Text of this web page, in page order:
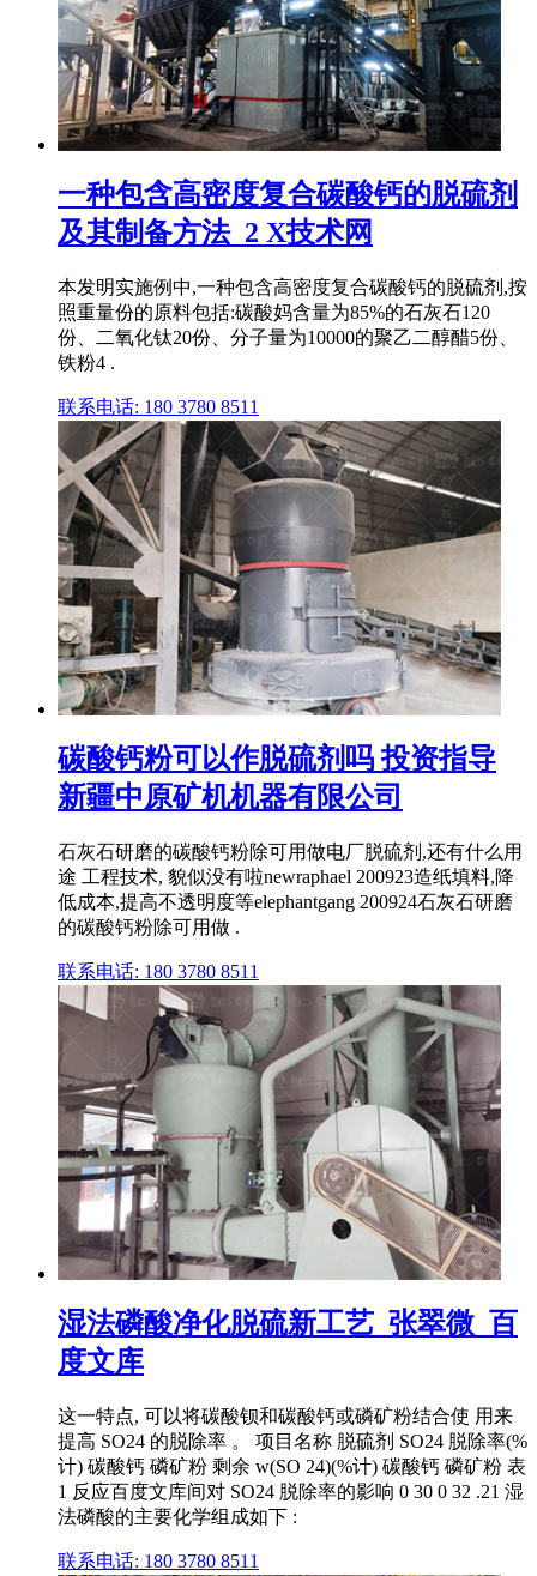
一种包含高密度复合碳酸钙的脱硫剂
及其制备方法_2 X技术网
本发明实施例中,一种包含高密度复合碳酸钙的脱硫剂,按
照重量份的原料包括:碳酸妈含量为85%的石灰石120
份、二氧化钛20份、分子量为10000的聚乙二醇醋5份、
铁粉4 .
联系电话: 180 3780 8511
碳酸钙粉可以作脱硫剂吗 投资指导
新疆中原矿机机器有限公司
石灰石研磨的碳酸钙粉除可用做电厂脱硫剂,还有什么用
途 工程技术, 貌似没有啦newraphael 200923造纸填料,降
低成本,提高不透明度等elephantgang 200924石灰石研磨
的碳酸钙粉除可用做 .
联系电话: 180 3780 8511
湿法磷酸净化脱硫新工艺_张翠微_百
度文库
这一特点, 可以将碳酸钡和碳酸钙或磷矿粉结合使 用来
提高 SO24 的脱除率 。 项目名称 脱硫剂 SO24 脱除率(%
计) 碳酸钙 磷矿粉 剩余 w(SO 24)(%计) 碳酸钙 磷矿粉 表
1 反应百度文库间对 SO24 脱除率的影响 0 30 0 32 .21 湿
法磷酸的主要化学组成如下 :
联系电话: 180 3780 8511